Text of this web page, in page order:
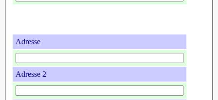
Adresse
Adresse 2